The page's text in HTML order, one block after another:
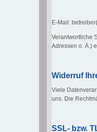
E-Mail:
Verantwortliche
Adressen o. Ä.)
Widerruf
Viele
uns. Die
SSL- bzw.